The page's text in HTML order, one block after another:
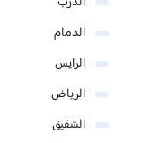
الدمام
الرايس
الرياض
الشقيق